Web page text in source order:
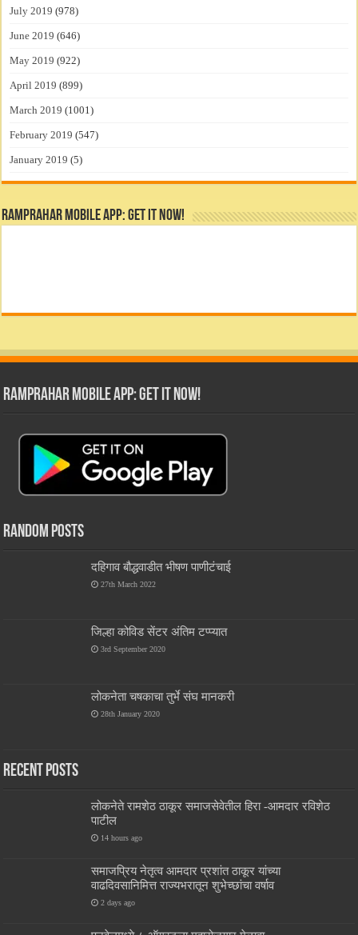
July 2019 (978)
June 2019 (646)
May 2019 (922)
April 2019 (899)
March 2019 (1001)
February 2019 (547)
January 2019 (5)
RamPrahar Mobile App: Get it Now!
RamPrahar Mobile App: Get it Now!
Random Posts
दहिगाव बौद्धवाडीत भीषण पाणीटंचाई
27th March 2022
जिल्हा कोविड सेंटर अंतिम टप्प्यात
3rd September 2020
लोकनेता चषकाचा तुर्भे संघ मानकरी
28th January 2020
Recent Posts
लोकनेते रामशेठ ठाकूर समाजसेवेतील हिरा -आमदार रविशेठ
पाटील
14 hours ago
समाजप्रिय नेतृत्व आमदार प्रशांत ठाकूर यांच्या
वाढदिवसानिमित्त राज्यभरातून शुभेच्छांचा वर्षाव
2 days ago